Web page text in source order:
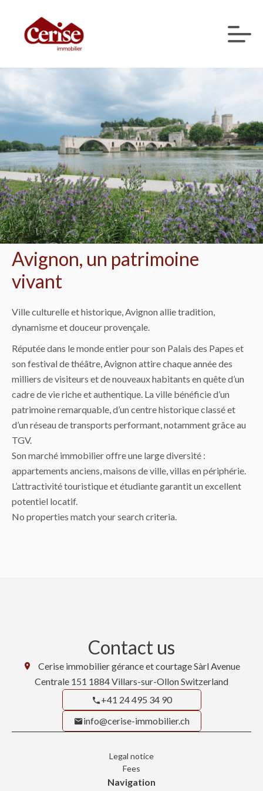
Avignon, un patrimoine
vivant
Ville culturelle et historique, Avignon allie tradition,
dynamisme et douceur provençale.
Réputée dans le monde entier pour son Palais des Papes et
son festival de théâtre, Avignon attire chaque année des
milliers de visiteurs et de nouveaux habitants en quête d’un
cadre de vie riche et authentique. La ville bénéficie d’un
patrimoine remarquable, d’un centre historique classé et
d’un réseau de transports performant, notamment grâce au
TGV.
Son marché immobilier offre une large diversité :
appartements anciens, maisons de ville, villas en périphérie.
L’attractivité touristique et étudiante garantit un excellent
potentiel locatif.
No properties match your search criteria.
Contact us
Cerise immobilier gérance et courtage Sàrl Avenue
Centrale 151 1884Villars-sur-Ollon Switzerland
+41 24 495 34 90
info@cerise-immobilier.ch
Legal notice
Fees
Navigation